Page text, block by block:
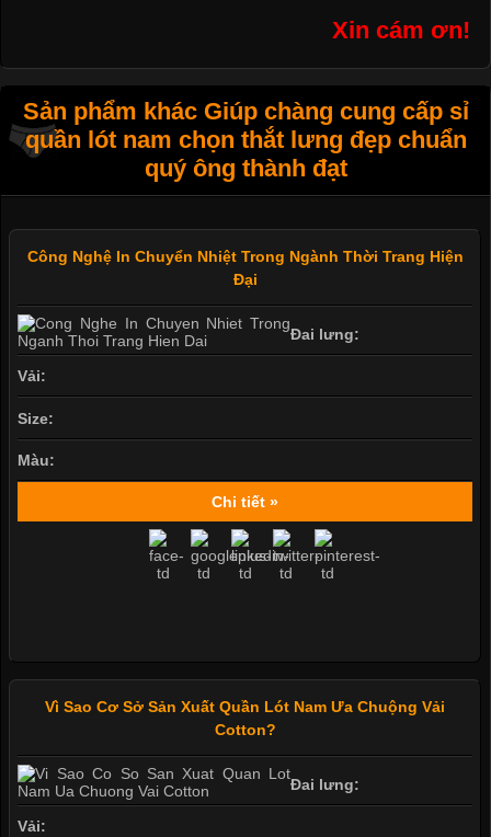
Xin cám ơn!
Sản phẩm khác Giúp chàng cung cấp sỉ
quần lót nam chọn thắt lưng đẹp chuẩn
quý ông thành đạt
Công Nghệ In Chuyển Nhiệt Trong Ngành Thời Trang Hiện
Đại
Đai lưng:
Vải:
Size:
Màu:
Chi tiết »
Vì Sao Cơ Sở Sản Xuất Quần Lót Nam Ưa Chuộng Vải
Cotton?
Đai lưng:
Vải: